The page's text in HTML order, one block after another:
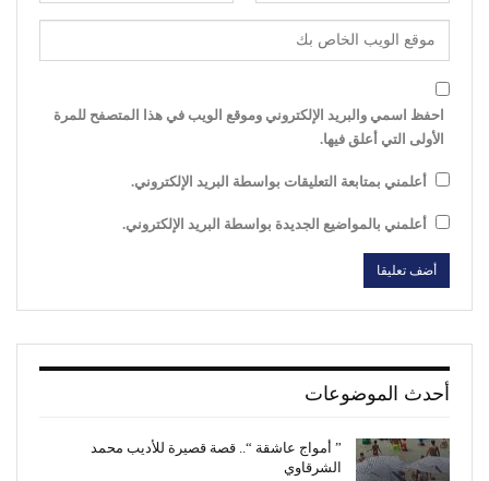
احفظ اسمي والبريد الإلكتروني وموقع الويب في هذا المتصفح للمرة
الأولى التي أعلق فيها.
أعلمني بمتابعة التعليقات بواسطة البريد الإلكتروني.
أعلمني بالمواضيع الجديدة بواسطة البريد الإلكتروني.
أحدث الموضوعات
” أمواج عاشقة “.. قصة قصيرة للأديب محمد
الشرقاوي